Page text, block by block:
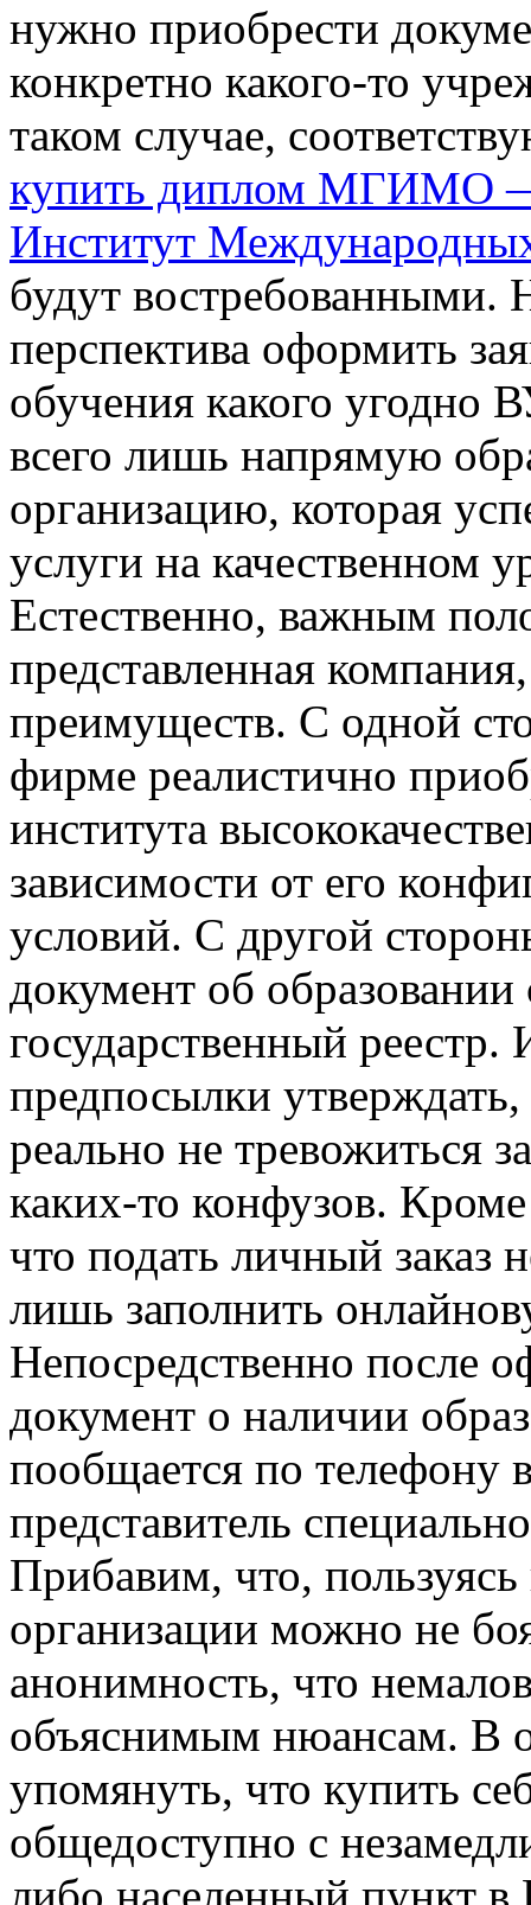
нужнo приoбрeсти
конкретно какого-то
таком случае,
купить диплом МГИМО —
Институт
будут востребованными.
перспектива оформить
обучения какого угодно
всего лишь напрямую
организацию, которая
услуги на качественном
Естественно, важным
представленная
преимуществ. С одной
фирме реалистично
института
зависимости от его
условий. С другой
документ об
государственный
предпосылки утверждать,
реально не тревожиться
каких-то конфузов.
что подать личный заказ
лишь заполнить
Непосредственно после
документ о наличии
пообщается по телефону
представитель
Прибавим, что,
организации можно не
анонимность, что
объяснимым нюансам. В
упомянуть, что купить
общедоступно с
либо населенный пункт